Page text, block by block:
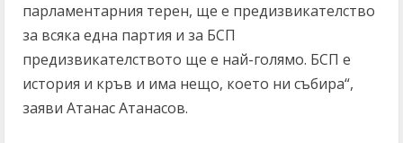
парламентарния терен, ще е предизвикателство
за всяка една партия и за БСП
предизвикателството ще е най-голямо. БСП е
история и кръв и има нещо, което ни събира“,
заяви Атанас Атанасов.